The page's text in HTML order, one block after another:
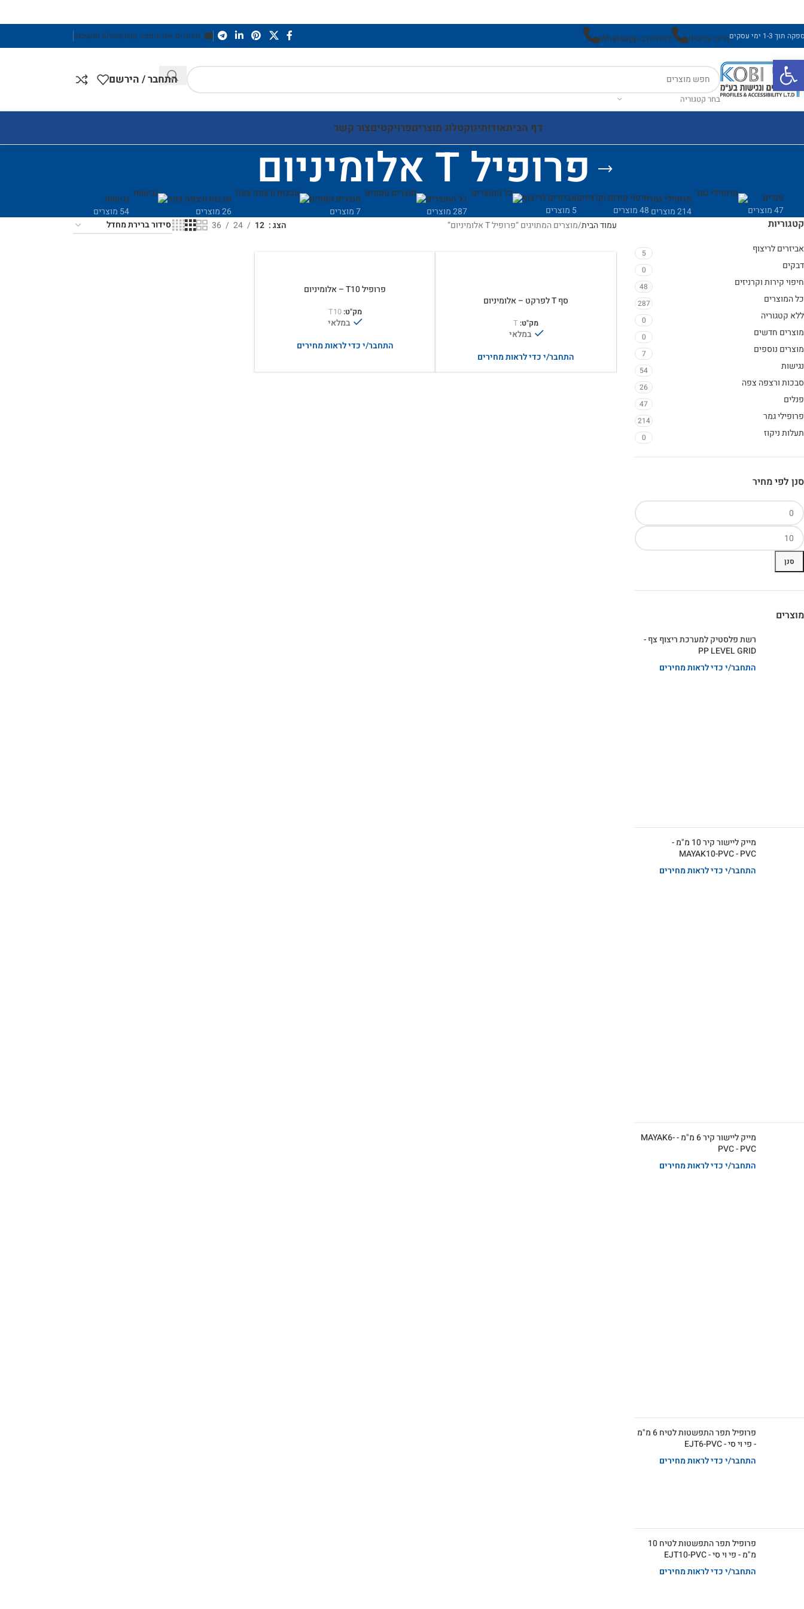
פתח סרגל נגישות
תוך 1-3 ימי עסקים חייגו עכשיו! לשירות ב-Whatsapp מאמרים אחרוניםצור קשרשאלות ותשובות
בחר קטגוריה
התחבר / הירשם
דף הביתאודותינוקטלוג מוצריםפרויקטיםצור קשר
פרופיל T אלומיניום
פנלים
47 מוצרים
פרופילי גמר
214 מוצרים
חיפוי קירות וקרניזים
48 מוצרים
אביזרים לריצוף
5 מוצרים
כל המוצרים
287 מוצרים
מוצרים נוספים
7 מוצרים
סבכות ורצפה צפה
26 מוצרים
נגישות
54 מוצרים
קטגוריות
אביזרים לריצוף 5
דבקים 0
חיפוי קירות וקרניזים 48
כל המוצרים 287
ללא קטגוריה 0
מוצרים חדשים 0
מוצרים נוספים 7
נגישות 54
סבכות ורצפה צפה 26
פנלים 47
פרופילי גמר 214
תעלות ניקוז 0
סנן לפי מחיר
סנן
מוצרים
רשת פלסטיק למערכת ריצוף צף -
PP LEVEL GRID
התחבר/י כדי לראות מחירים
מייק ליישור קיר 10 מ"מ -
MAYAK10-PVC - PVC
התחבר/י כדי לראות מחירים
מייק ליישור קיר 6 מ"מ - MAYAK6-
PVC - PVC
התחבר/י כדי לראות מחירים
פרופיל תפר התפשטות לטיח 6 מ"מ
- פי וי סי - EJT6-PVC
התחבר/י כדי לראות מחירים
פרופיל תפר התפשטות לטיח 10
מ"מ - פי וי סי - EJT10-PVC
התחבר/י כדי לראות מחירים
עמוד הבית מוצרים המתויגים “פרופיל T אלומיניום” הצג 12
24
36
סף T לפרקט – אלומיניום
מק"ט: T
במלאי
התחבר/י כדי לראות מחירים
פרופיל T10 – אלומיניום
מק"ט:T10
במלאי
התחבר/י כדי לראות מחירים